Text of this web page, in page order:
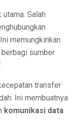
Salah
memungkinkan
sumber
transfer
Ini membuatnya
komunikasi data